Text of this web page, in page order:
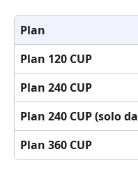
Plan
Plan 120 CUP
Plan 240 CUP
Plan 240 CUP (solo
Plan 360 CUP